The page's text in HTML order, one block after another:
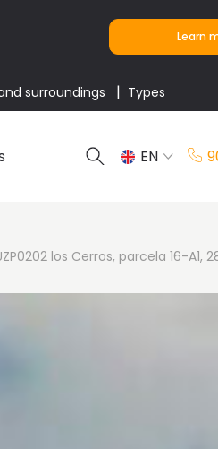
Learn
surroundings Types
EN
los Cerros, parcela 16-A1,